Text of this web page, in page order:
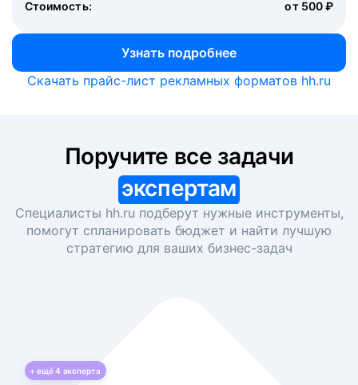
Стоимость: от 500 ₽
Узнать подробнее
Скачать прайс-лист рекламных форматов hh.ru
экспертам
Специалисты hh.ru подберут нужные инструменты,
помогут спланировать бюджет и найти лучшую
стратегию для ваших бизнес-задач
+ ещё4 эксперта